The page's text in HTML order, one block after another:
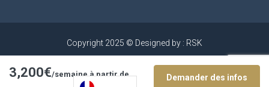
3,200€/semaine à partir de Demander des infos
Copyright 2025 © Designed by : RSK